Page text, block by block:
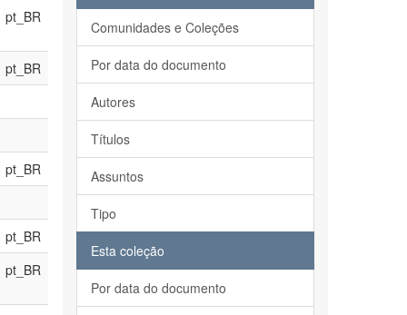
pt_BR
pt_BR
pt_BR
pt_BR
pt_BR
Comunidades e Coleções
Por data do documento
Autores
Títulos
Assuntos
Tipo
Esta coleção
Por data do documento